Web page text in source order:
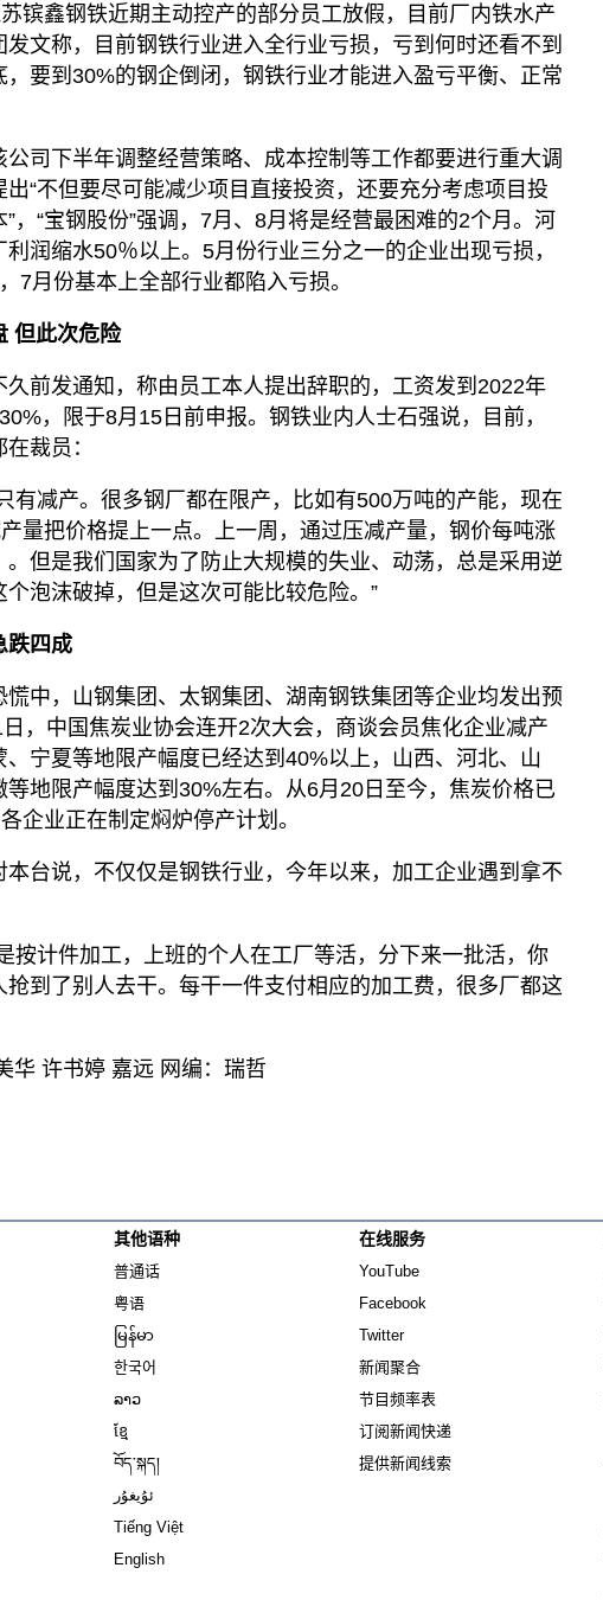
镔鑫钢铁近期主动控产的部分员工放假，目前厂内铁水产
文称，目前钢铁行业进入全行业亏损，亏到何时还看不到
要到30%的钢企倒闭，钢铁行业才能进入盈亏平衡、正常
司下半年调整经营策略、成本控制等工作都要进行重大调
“不但要尽可能减少项目直接投资，还要充分考虑项目投
，“宝钢股份”强调，7月、8月将是经营最困难的2个月。河
润缩水50％以上。5月份行业三分之一的企业出现亏损，
7月份基本上全部行业都陷入亏损。
但此次危险
前发通知，称由员工本人提出辞职的，工资发到2022年
，限于8月15日前申报。钢铁业内人士石强说，目前，
裁员：
有减产。很多钢厂都在限产，比如有500万吨的产能，现在
量把价格提上一点。上一周，通过压减产量，钢价每吨涨
但是我们国家为了防止大规模的失业、动荡，总是采用逆
泡沫破掉，但是这次可能比较危险。”
跌四成
中，山钢集团、太钢集团、湖南钢铁集团等企业均发出预
，中国焦炭业协会连开2次大会，商谈会员焦化企业减产
宁夏等地限产幅度已经达到40%以上，山西、河北、山
地限产幅度达到30%左右。从6月20日至今，焦炭价格已
企业正在制定焖炉停产计划。
本台说，不仅仅是钢铁行业，今年以来，加工企业遇到拿不
按计件加工，上班的个人在工厂等活，分下来一批活，你
到了别人去干。每干一件支付相应的加工费，很多厂都这
华 许书婷 嘉远 网编：瑞哲
其他语种
普通话
粤语
မြန်မာ
한국어
ລາວ
ខ្មែ
བོད་སྐད།
ئۇيغۇر
Tiếng Việt
English
在线服务
YouTube
Facebook
Twitter
新闻聚合
节目频率表
订阅新闻快递
提供新闻线索